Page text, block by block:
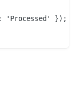
'Processed' });